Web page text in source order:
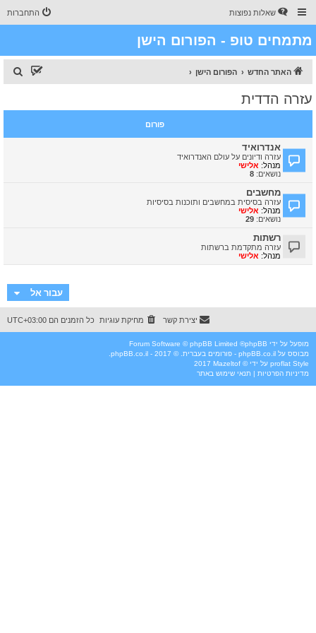
שאלות נפוצות התחברות
מתמחים טופ - הפורום הישן
האתר החדש הפורום הישן
ש
עזרה הדדית
פורום
אנדרואיד
עזרה ודיונים על עולם האנדרואיד
מנהל: אלישי
נושאים: 8
מחשבים
עזרה בסיסית במחשבים ותוכנות בסיסיות
מנהל: אלישי
נושאים: 29
רשתות
עזרה מתקדמת ברשתות
מנהל: אלישי
עבור אל
כל הזמנים הם UTC+03:00 מחיקת עוגיות יצירת קשר
מופעל על ידי phpBB
® Forum Software © phpBB Limited
מבוסס על phpBB.co.il - פורומים בעברית
. © 2017 - phpBB.co.il.
Style
proflat על ידי © Mazeltof
מדיניות הפרטיות | תנאי שימוש באתר